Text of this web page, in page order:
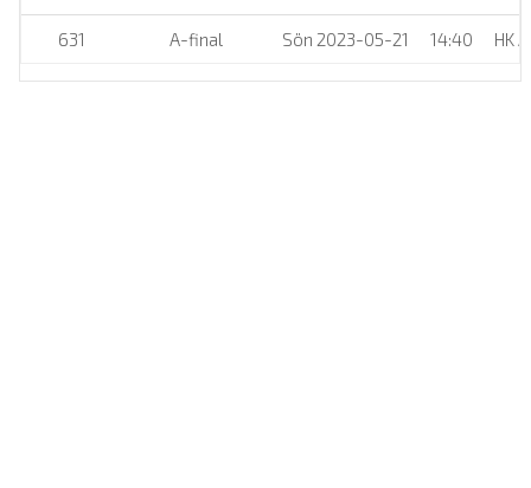
631 A-final Sön 2023-05-21 14:40 HK